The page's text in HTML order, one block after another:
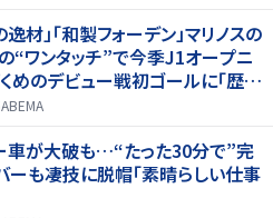
材」「和製フォーデン」マリノスの
“ワンタッチ”で今季J1オープニ
めのデビュー戦初ゴールに「歴史
ABEMA
車が大破も…“たった30分で”完
ーも凄技に脱帽「素晴らしい仕事